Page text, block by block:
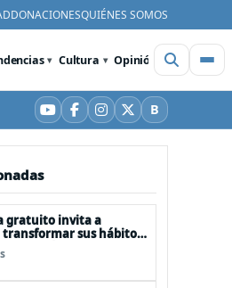
DONACIONESQUIÉNES SOMOS
Cultura Opinión Videos
YouTube
Facebook
Instagram
X BBluesky
gratuito invita a
transformar sus hábitos
cosmético,
y de moda